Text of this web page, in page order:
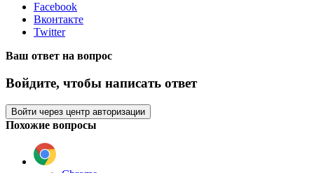
Facebook
Вконтакте
Twitter
Ваш ответ на вопрос
Войдите, чтобы написать ответ
Войти через центр авторизации
Похожие вопросы